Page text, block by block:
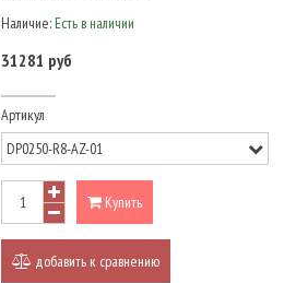
Наличие: Есть в наличии
31281 руб
Артикул
Купить
добавить к сравнению